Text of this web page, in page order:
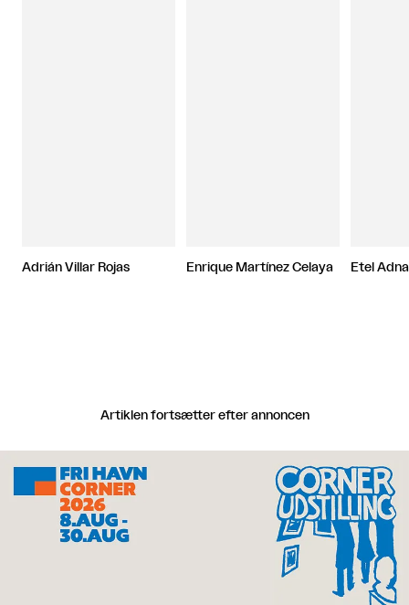
Adrián Villar Rojas Enrique Martínez Celaya Etel
Artiklen fortsætter efter annoncen